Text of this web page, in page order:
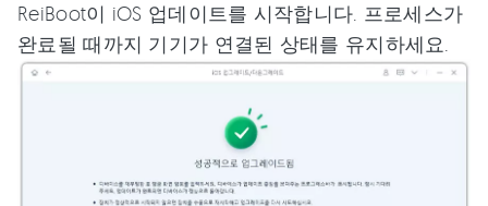
ReiBoot이 iOS 업데이트를 시작합니다. 프로세스가
완료될 때까지 기기가 연결된 상태를 유지하세요.